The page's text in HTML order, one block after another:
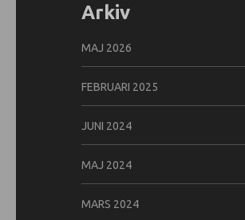
Arkiv
MAJ 2026
FEBRUARI 2025
JUNI 2024
MAJ 2024
MARS 2024